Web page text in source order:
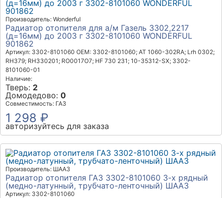
Производитель: Wonderful
Радиатор отопителя для а/м Газель 3302,2217
(д=16мм) до 2003 г 3302-8101060 WONDERFUL
901862
Артикул: 3302-8101060 OEM: 3302-8101060; AT 1060-302RA; Lrh 0302;
RH379; RH330201; RO0017O7; HF 730 231; 10-35312-SX; 3302-
8101060-01
Наличие:
Тверь: 2
Домодедово: 0
Совместимость: ГАЗ
1 298 ₽
авторизуйтесь для заказа
Производитель: ШААЗ
Радиатор отопителя ГАЗ 3302-8101060 3-х рядный
(медно-латунный, трубчато-ленточный) ШААЗ
Артикул: 3302-8101060